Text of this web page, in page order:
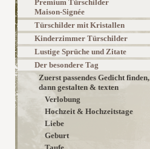
Premium Türschilder
Maison-Signée
Türschilder mit Kristallen
Kinderzimmer Türschilder
Lustige Sprüche und Zitate
Der besondere Tag
Zuerst passendes Gedicht finden,
dann gestalten & texten
Verlobung
Hochzeit & Hochzeitstage
Liebe
Geburt